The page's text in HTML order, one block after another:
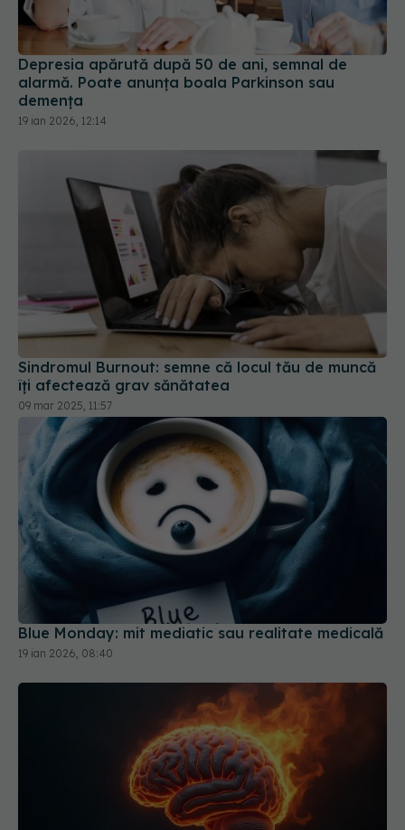
Depresia apărută după 50 de ani, semnal de
alarmă. Poate anunța boala Parkinson sau
demența
19 ian 2026, 12:14
Sindromul Burnout: semne că locul tău de muncă
îți afectează grav sănătatea
09 mar 2025, 11:57
Blue Monday: mit mediatic sau realitate medicală
19 ian 2026, 08:40